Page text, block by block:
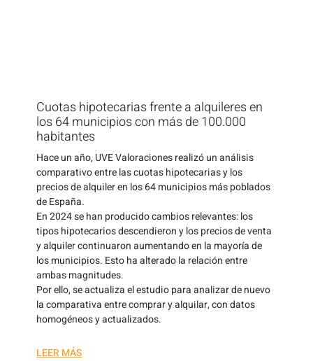
Cuotas hipotecarias frente a alquileres en
los 64 municipios con más de 100.000
habitantes
Hace un año, UVE Valoraciones realizó un análisis
comparativo entre las cuotas hipotecarias y los
precios de alquiler en los 64 municipios más poblados
de España.
En 2024 se han producido cambios relevantes: los
tipos hipotecarios descendieron y los precios de venta
y alquiler continuaron aumentando en la mayoría de
los municipios. Esto ha alterado la relación entre
ambas magnitudes.
Por ello, se actualiza el estudio para analizar de nuevo
la comparativa entre comprar y alquilar, con datos
homogéneos y actualizados.
LEER MÁS